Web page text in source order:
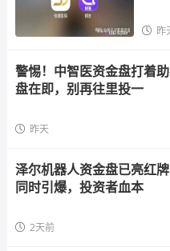
昨
警惕！中智医资金盘打着
盘在即，别再往里投一
昨天
泽尔机器人资金盘已亮红
同时引爆，投资者血本
2天前